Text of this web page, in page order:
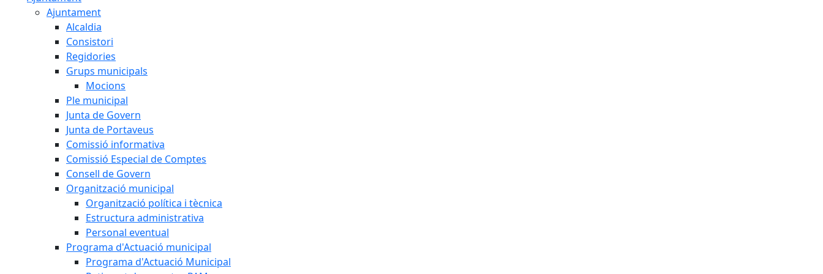
Ajuntament
Alcaldia
Consistori
Regidories
Grups municipals
Mocions
Ple municipal
Junta de Govern
Junta de Portaveus
Comissió informativa
Comissió Especial de Comptes
Consell de Govern
Organització municipal
Organització política i tècnica
Estructura administrativa
Personal eventual
Programa d'Actuació municipal
Programa d'Actuació Municipal